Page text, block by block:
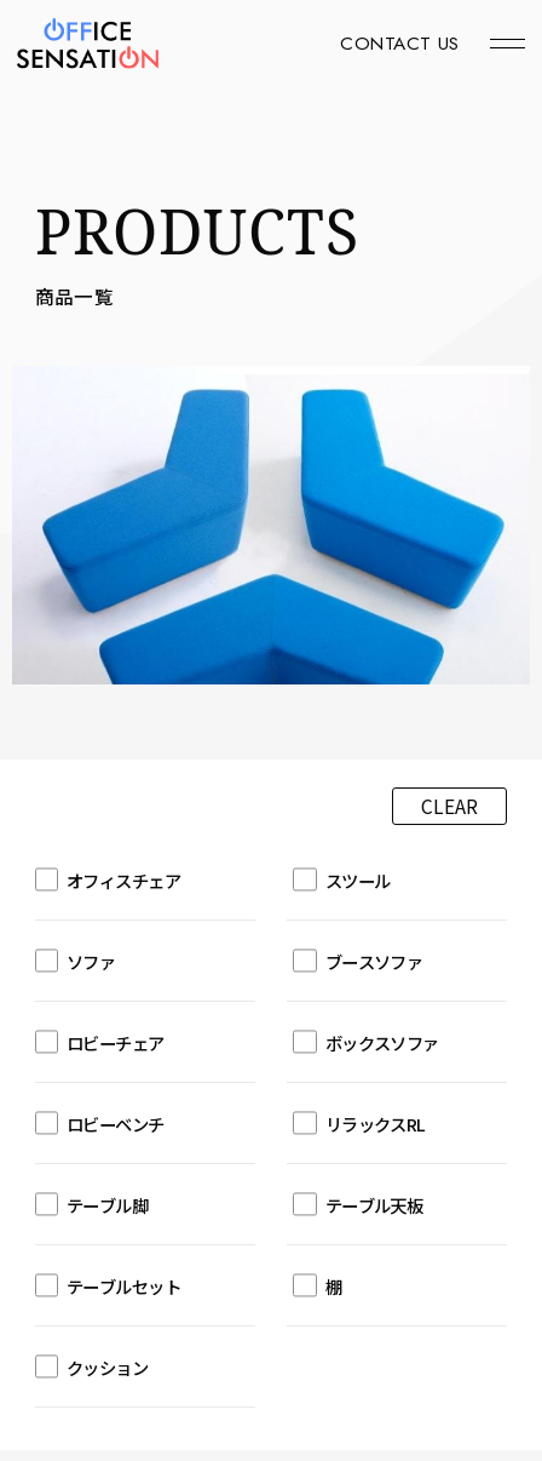
CONTACT US
PRODUCTS
商品一覧
CLEAR
オフィスチェア スツール
ソファ ブースソファ
ロビーチェア ボックスソファ
ロビーベンチ リラックスRL
テーブル脚 テーブル天板
テーブルセット 棚
クッション